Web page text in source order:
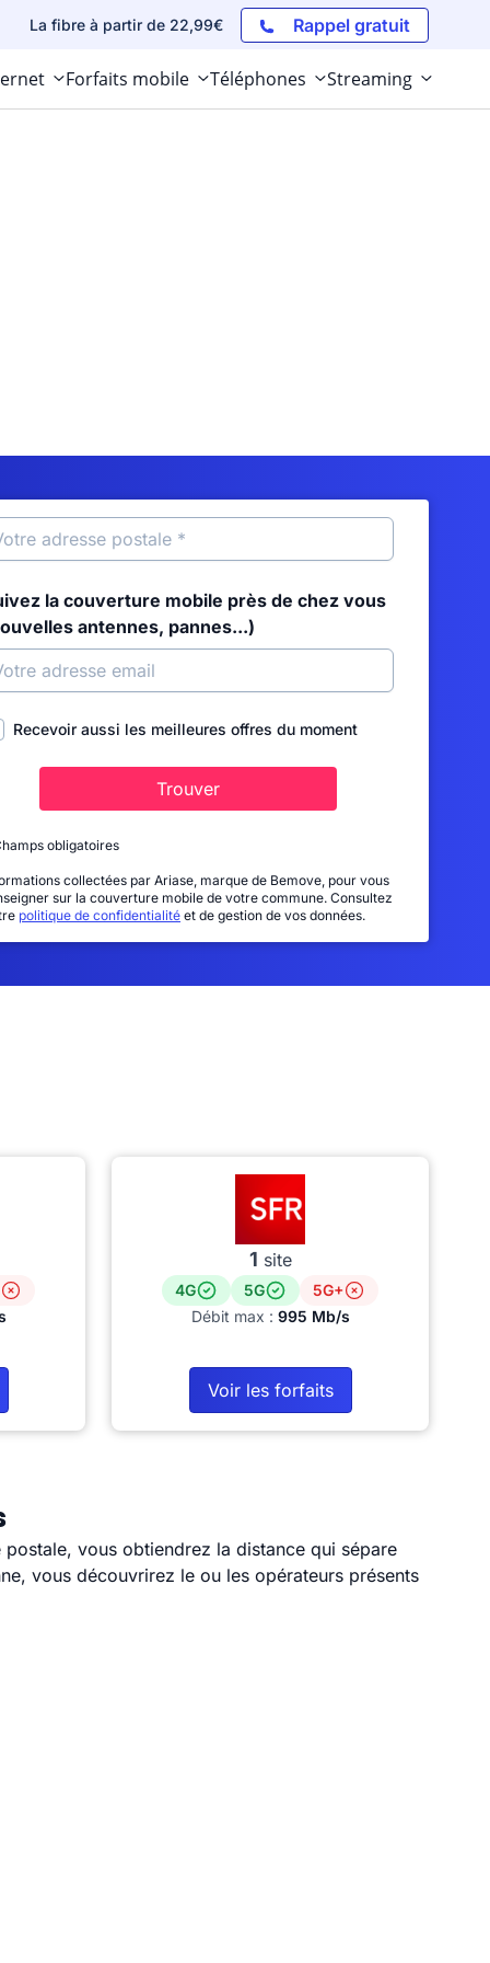
La fibre à partir de 22,99€ Rappel gratuit
Forfaits mobile Téléphones Streaming
la couverture mobile près de chez vous
antennes, pannes...)
Recevoir aussi les meilleures offres du moment
Trouver
obligatoires
collectées par Ariase, marque de Bemove, pour vous
sur la couverture mobile de votre commune. Consultez
politique de confidentialité et de gestion de vos données.
1 site
4G 5G
5G+
Débit max : 995 Mb/s
Voir les forfaits
vous obtiendrez la distance qui sépare
vous découvrirez le ou les opérateurs présents